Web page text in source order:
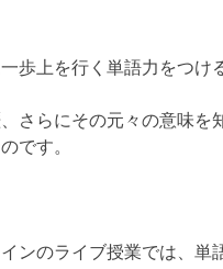
歩上を行く単語力をつけ
さらにその元々の意味を
です。
ンのライブ授業では、